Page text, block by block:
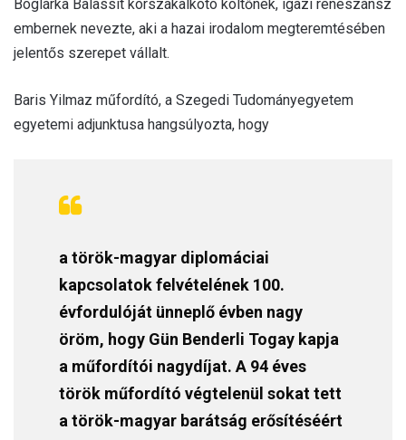
Boglárka Balassit korszakalkotó költőnek, igazi reneszánsz
embernek nevezte, aki a hazai irodalom megteremtésében
jelentős szerepet vállalt.
Baris Yilmaz műfordító, a Szegedi Tudományegyetem
egyetemi adjunktusa hangsúlyozta, hogy
a török-magyar diplomáciai
kapcsolatok felvételének 100.
évfordulóját ünneplő évben nagy
öröm, hogy Gün Benderli Togay kapja
a műfordítói nagydíjat. A 94 éves
török műfordító végtelenül sokat tett
a török-magyar barátság erősítéséért